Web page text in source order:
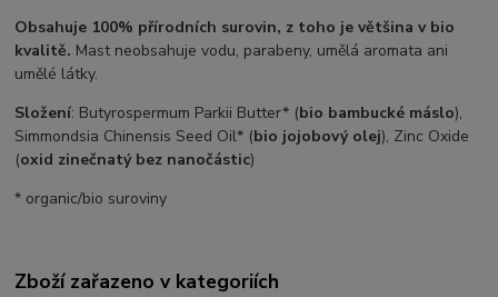
Obsahuje 100% přírodních surovin, z toho je většina v bio
kvalitě. Mast neobsahuje vodu, parabeny, umělá aromata ani
umělé látky.
Složení: Butyrospermum Parkii Butter* (bio bambucké máslo),
Simmondsia Chinensis Seed Oil* (bio jojobový olej), Zinc Oxide
(oxid zinečnatý bez nanočástic)
* organic/bio suroviny
Zboží zařazeno v kategoriích